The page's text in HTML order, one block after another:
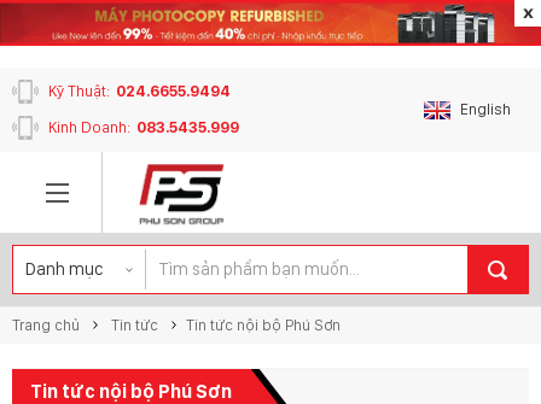
content_copy
English
Kỹ Thuật: 024.6655.9494
Kinh Doanh: 083.5435.999
Trang chủ Tin tức Tin tức nội bộ Phú Sơn
Tin tức nội bộ Phú Sơn